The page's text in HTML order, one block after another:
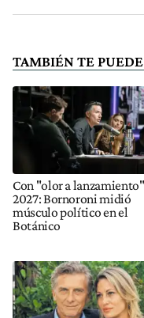
TAMBIÉN TE
Con "olor a
2027: Bornoroni midió
músculo político en el
Botánico